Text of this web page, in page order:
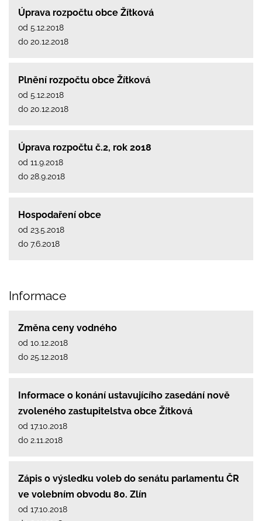
Úprava rozpočtu obce Žítková
od 5.12.2018
do 20.12.2018
Plnění rozpočtu obce Žítková
od 5.12.2018
do 20.12.2018
Úprava rozpočtu č.2, rok 2018
od 11.9.2018
do 28.9.2018
Hospodaření obce
od 23.5.2018
do 7.6.2018
Informace
Změna ceny vodného
od 10.12.2018
do 25.12.2018
Informace o konání ustavujícího zasedání nově
zvoleného zastupitelstva obce Žítková
od 17.10.2018
do 2.11.2018
Zápis o výsledku voleb do senátu parlamentu ČR
ve volebním obvodu 80. Zlín
od 17.10.2018